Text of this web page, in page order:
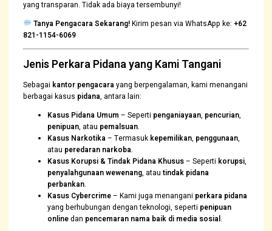
yang transparan. Tidak ada biaya tersembunyi!
Tanya Pengacara Sekarang!Kirim pesan via WhatsApp ke:+62
821-1154-6069
Jenis Perkara Pidana yang Kami Tangani
Sebagai kantor pengacarayang berpengalaman, kami menangani
berbagai kasus pidana, antara lain:
Kasus Pidana Umum – Seperti penganiayaan, pencurian,
penipuan, atau pemalsuan.
Kasus Narkotika– Termasuk kepemilikan, penggunaan,
atau peredaran narkoba.
Kasus Korupsi & Tindak Pidana Khusus– Seperti korupsi,
penyalahgunaan wewenang, atautindak pidana
perbankan.
Kasus Cybercrime– Kami juga menangani perkara pidana
yang berhubungan dengan teknologi, seperti penipuan
onlinedan pencemaran nama baik di media sosial.